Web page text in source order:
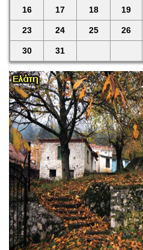
16 17 18 19
23 24 25 26
30 31